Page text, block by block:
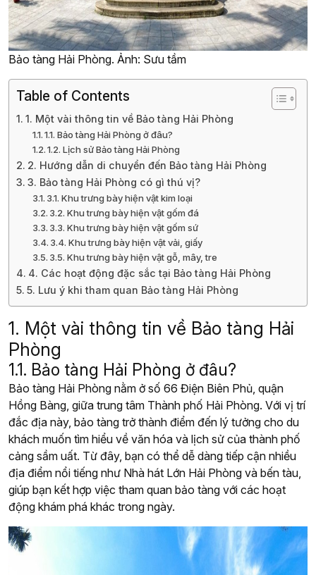
Bảo tàng Hải Phòng. Ảnh: Sưu tầm
Table of Contents
1. Một vài thông tin về Bảo tàng Hải Phòng
1.1. Bảo tàng Hải Phòng ở đâu?
1.2. Lịch sử Bảo tàng Hải Phòng
2. Hướng dẫn di chuyển đến Bảo tàng Hải Phòng
3. Bảo tàng Hải Phòng có gì thú vị?
3.1. Khu trưng bày hiện vật kim loại
3.2. Khu trưng bày hiện vật gốm đá
3.3. Khu trưng bày hiện vật gốm sứ
3.4. Khu trưng bày hiện vật vải, giấy
3.5. Khu trưng bày hiện vật gỗ, mây, tre
4. Các hoạt động đặc sắc tại Bảo tàng Hải Phòng
5. Lưu ý khi tham quan Bảo tàng Hải Phòng
1. Một vài thông tin về Bảo tàng Hải
Phòng
1.1. Bảo tàng Hải Phòng ở đâu?
Bảo tàng Hải Phòng nằm ở số 66 Điện Biên Phủ, quận
Hồng Bàng, giữa trung tâm Thành phố Hải Phòng. Với vị trí
đắc địa này, bảo tàng trở thành điểm đến lý tưởng cho du
khách muốn tìm hiểu về văn hóa và lịch sử của thành phố
cảng sầm uất. Từ đây, bạn có thể dễ dàng tiếp cận nhiều
địa điểm nổi tiếng như Nhà hát Lớn Hải Phòng và bến tàu,
giúp bạn kết hợp việc tham quan bảo tàng với các hoạt
động khám phá khác trong ngày.